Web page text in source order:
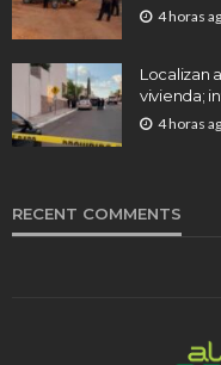
4 horas
Localizan
vivienda;
4 horas
RECENT COMMENTS